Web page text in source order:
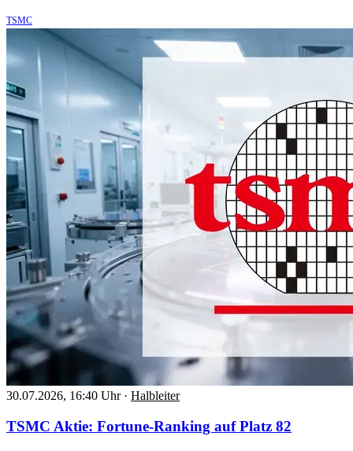
TSMC
30.07.2026, 16:40 Uhr · Halbleiter
TSMC Aktie: Fortune-Ranking auf Platz 82